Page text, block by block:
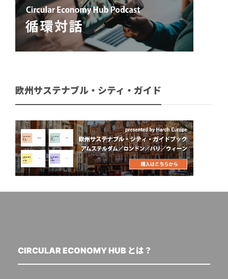
欧州サステナブル・シティ・ガイド
CIRCULAR ECONOMY HUB とは？